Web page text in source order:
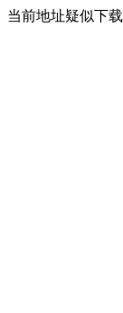
当前地址疑似下